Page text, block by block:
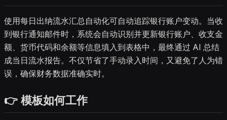
使用每日出纳流水汇总自动化可自动追踪银行账户变动。当收
到银行通知邮件时，系统会自动识别并更新银行账户、收支金
额、货币代码和余额等信息填入到表格中，最终通过 AI 总结
成当日流水报告。不仅节省了手动录入时间，又避免了人为错
误，确保财务数据准确实时。
👉 模板如何工作